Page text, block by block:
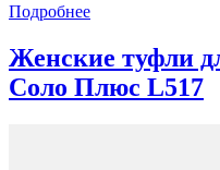
Подробнее
Женские туфли
Соло Плюс L517